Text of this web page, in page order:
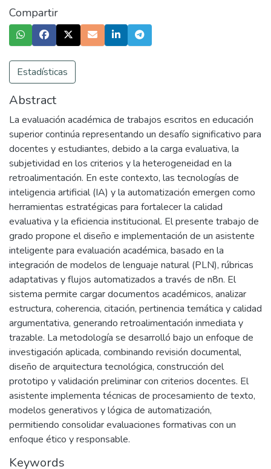
Compartir
Estadísticas
Abstract
La evaluación académica de trabajos escritos en educación
superior continúa representando un desafío significativo para
docentes y estudiantes, debido a la carga evaluativa, la
subjetividad en los criterios y la heterogeneidad en la
retroalimentación. En este contexto, las tecnologías de
inteligencia artificial (IA) y la automatización emergen como
herramientas estratégicas para fortalecer la calidad
evaluativa y la eficiencia institucional. El presente trabajo de
grado propone el diseño e implementación de un asistente
inteligente para evaluación académica, basado en la
integración de modelos de lenguaje natural (PLN), rúbricas
adaptativas y flujos automatizados a través de n8n. El
sistema permite cargar documentos académicos, analizar
estructura, coherencia, citación, pertinencia temática y calidad
argumentativa, generando retroalimentación inmediata y
trazable. La metodología se desarrolló bajo un enfoque de
investigación aplicada, combinando revisión documental,
diseño de arquitectura tecnológica, construcción del
prototipo y validación preliminar con criterios docentes. El
asistente implementa técnicas de procesamiento de texto,
modelos generativos y lógica de automatización,
permitiendo consolidar evaluaciones formativas con un
enfoque ético y responsable.
Keywords